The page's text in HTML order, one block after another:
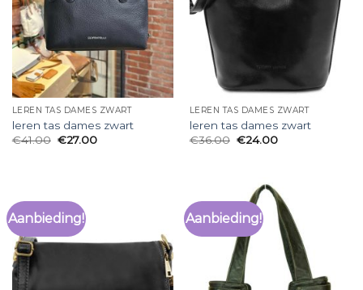
LEREN TAS DAMES ZWART
leren tas dames zwart
€41.00 €27.00
LEREN TAS DAMES ZWART
leren tas dames zwart
€36.00 €24.00
Aanbieding! Aanbieding!